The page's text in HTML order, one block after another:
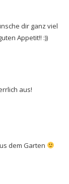
dir ganz viel
Appetit!! :))
aus!
dem Garten